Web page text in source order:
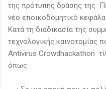
της πρότυπης δράσης της
νέο εποικοδομητικό
Κατά τη διαδικασία της
τεχνολογικής καινοτομίας
Antivirus Crowdhackathon
όπως: